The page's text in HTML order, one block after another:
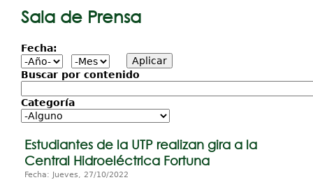
Principal
Admisión
Estudiantes
Proyectos / Extensión
Servicios
Investigación
estáSala de Prensa
Fecha:
Buscar por contenido
Categoría
Estudiantes de la UTP realizan gira a la
Central Hidroeléctrica Fortuna
Fecha: Jueves, 27/10/2022